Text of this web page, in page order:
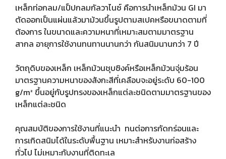
เหล็กท่อกลม/แป็ปกลมกัลวาไนซ์ คือการนำเหล็กม้วน GI มา
ตัดออกเป็นแผ่นแล้วมาม้วนขึ้นรูปตามสเปคหรือขนาดตามที่
ต้องการ ในขนาดและความหนาที่เหมาะสมตามมาตรฐาน
สากล อายุการใช้งานทนทานนานกว่า กันสนิมนานกว่า 7 ปี
วัตถุดิบของเหล็ก เหล็กม้วนชุบซิงค์หรือเหล็กม้วนจุ่มร้อน
มาตรฐานความหนาของสังกะสีที่เคลือบจะอยู่ระดับ 60-100
g/m² ขึ้นอยู่กับรูปทรงของเหล็กแต่ละชนิดตามมาตรฐานของ
เหล็กแต่ละชนิด
คุณสมบัติของการใช้งานที่แนะนำ ทนต่อการกัดกร่อนและ
การเกิดสนิมได้ในระดับพื้นฐาน เหมาะสำหรับงานก่อสร้าง
ทั่วไป ไม่เหมาะกับงานที่ติดทะเล